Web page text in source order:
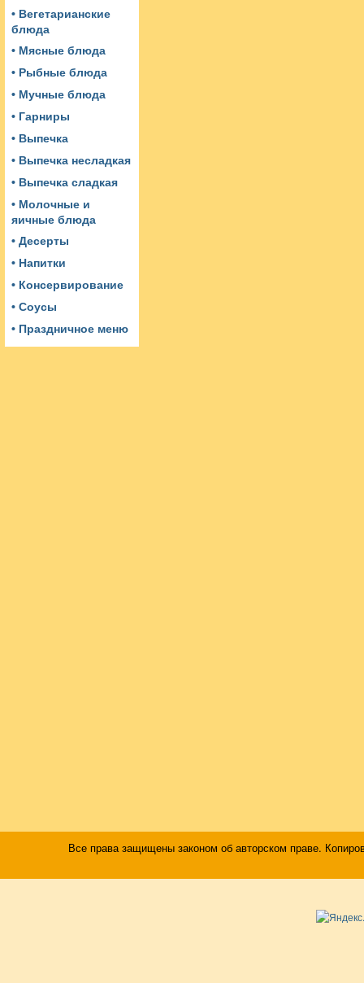
• Вегетарианские
блюда
• Мясные блюда
• Рыбные блюда
• Мучные блюда
• Гарниры
• Выпечка
• Выпечка несладкая
• Выпечка сладкая
• Молочные и
яичные блюда
• Десерты
• Напитки
• Консервирование
• Соусы
• Праздничное меню
Все права защищены законом об авторском праве.